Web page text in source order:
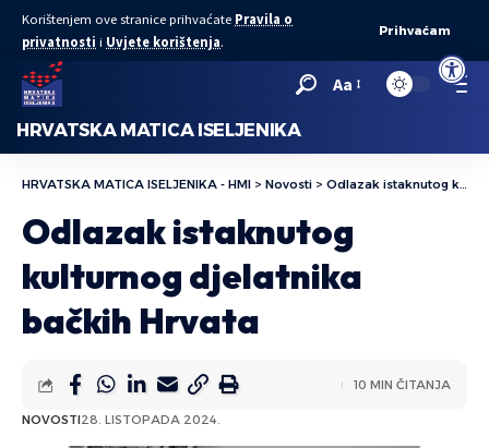
Open
Korištenjem ove stranice prihvaćate Pravila o
privatnosti i Uvjete korištenja.
Prihvaćam
Aa
HRVATSKA MATICA ISELJENIKA
HRVATSKA MATICA ISELJENIKA - HMI > Novosti > Odlazak istaknutog kulturnog djelatnika bačkih Hrvata
Odlazak istaknutog
kulturnog djelatnika
bačkih Hrvata
NOVOSTI28. LISTOPADA 2024.
10 MIN ČITANJA